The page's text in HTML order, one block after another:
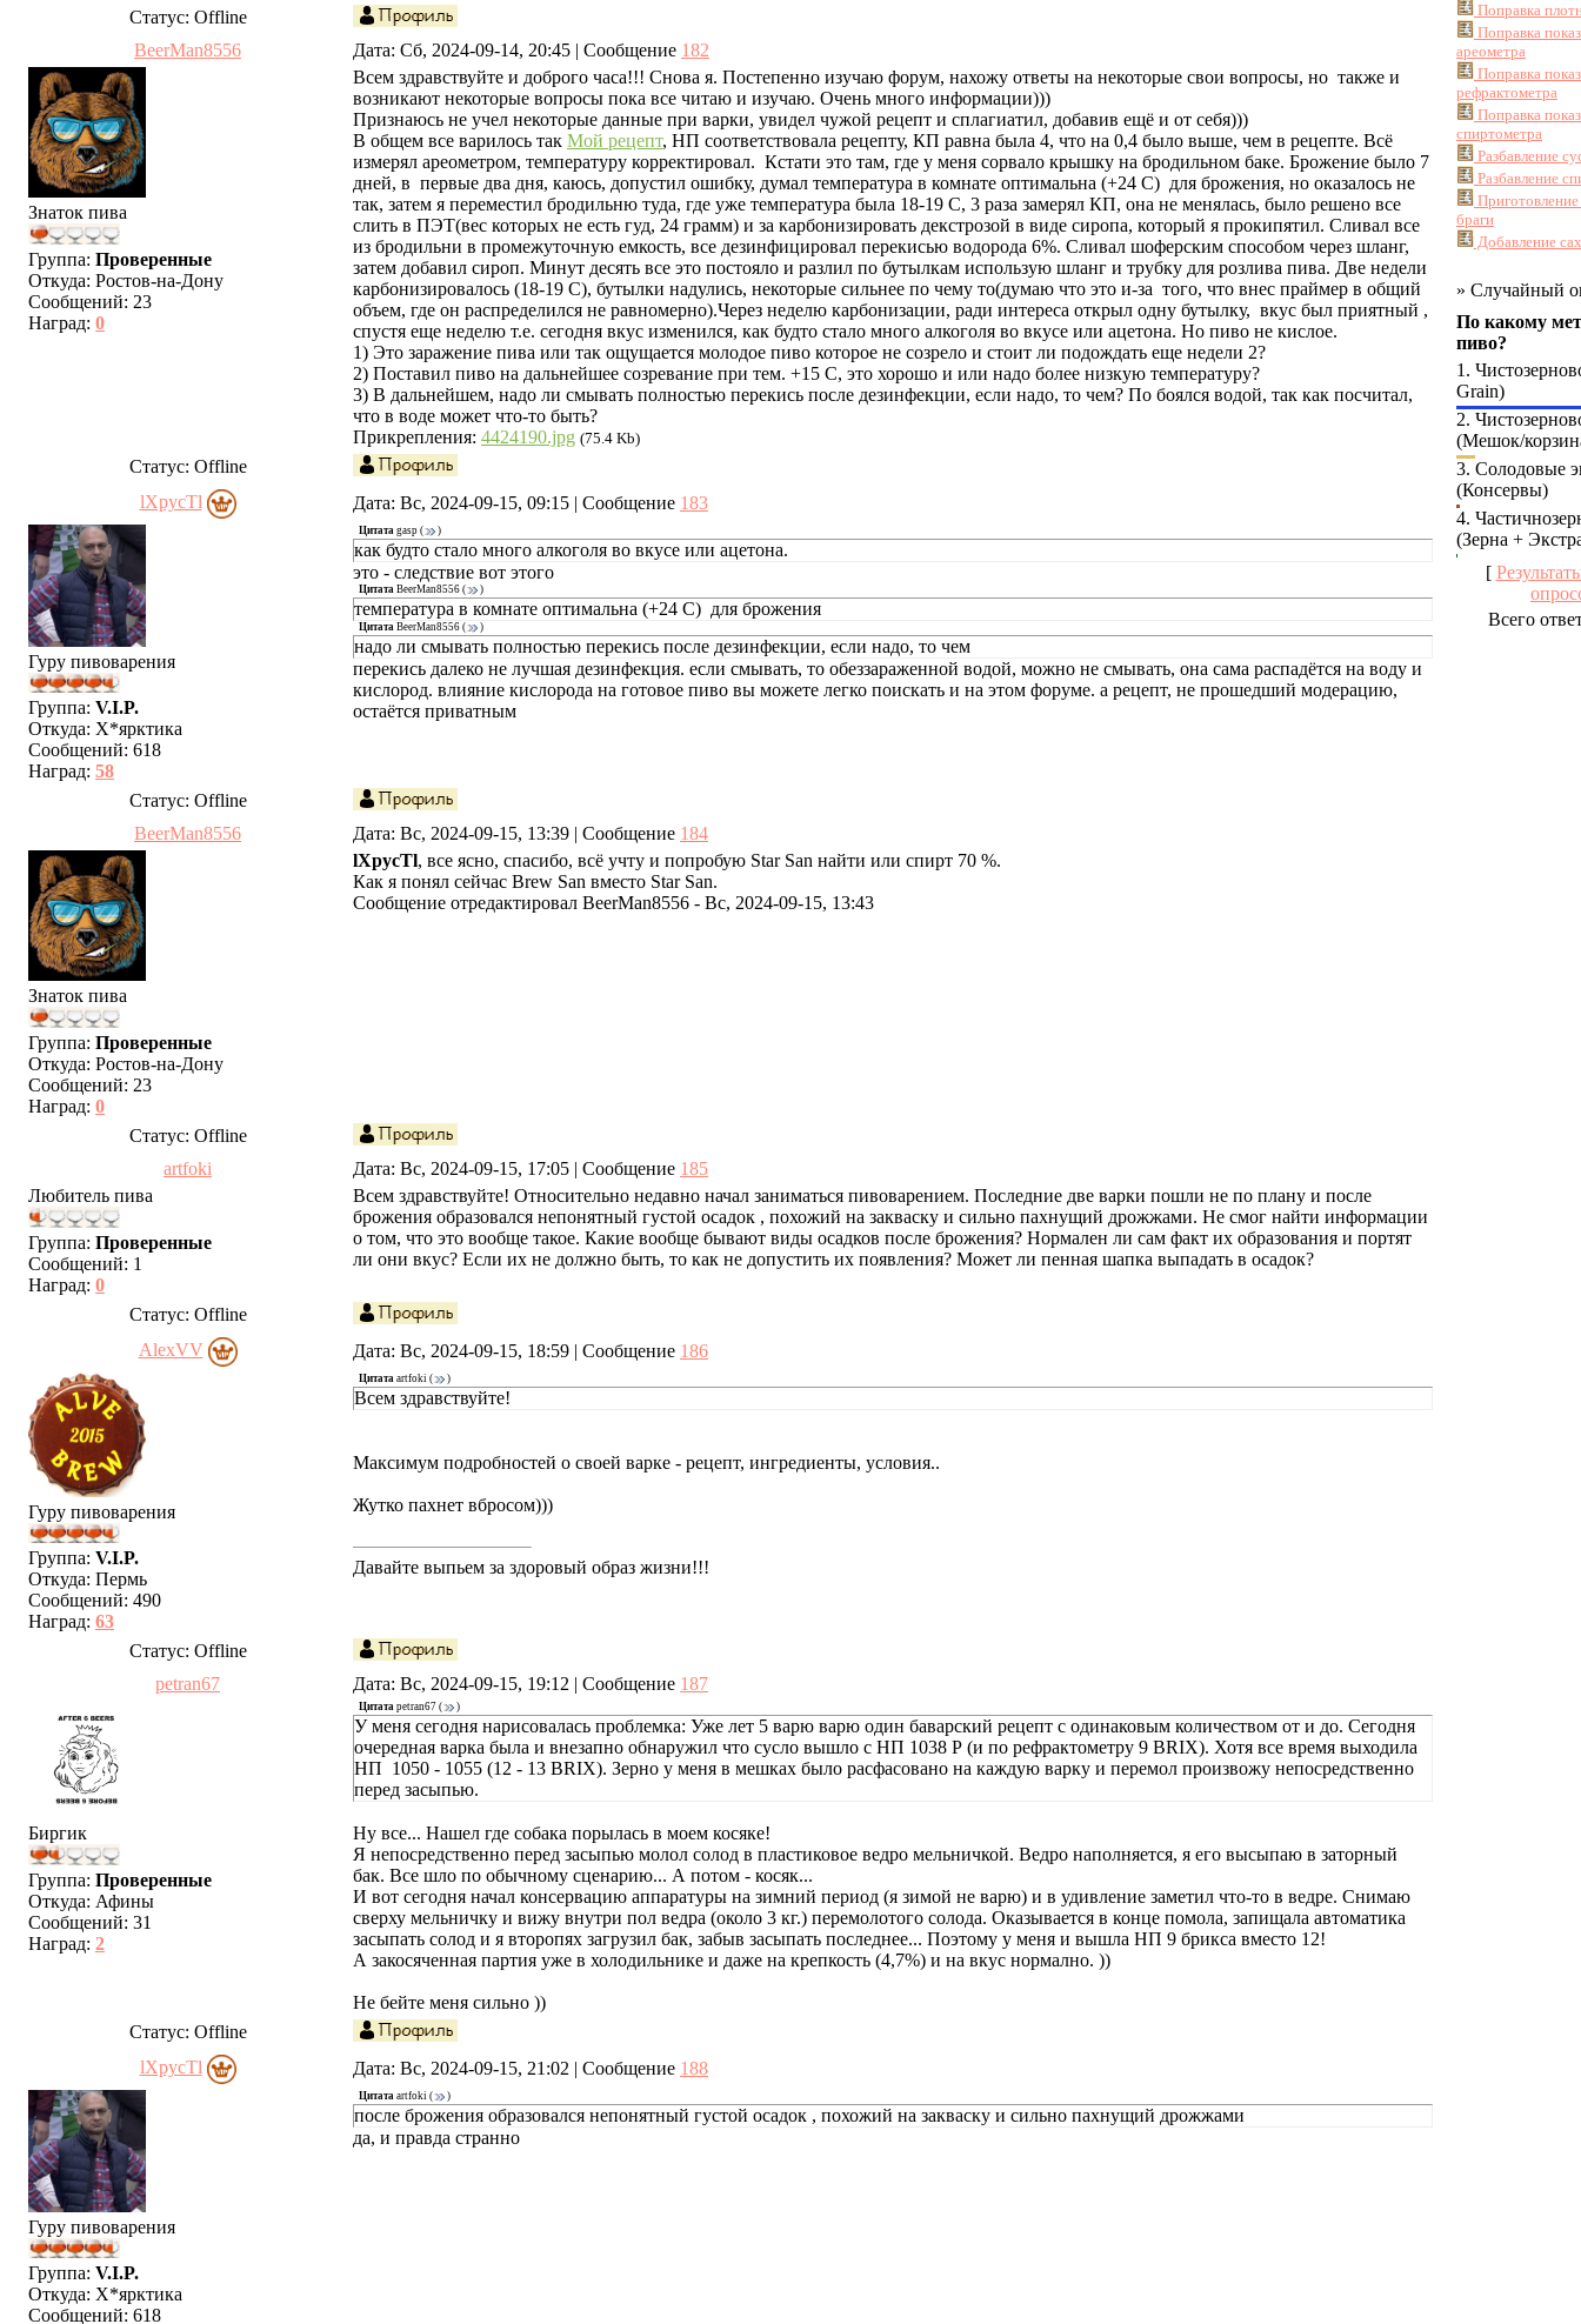
Статус: Offline
BeerMan8556
Дата: Сб, 2024-09-14, 20:45 | Сообщение 182
Знаток пива
Группа: Проверенные
Откуда: Ростов-на-Дону
Сообщений: 23
Наград: 0
Всем здравствуйте и доброго часа!!! Снова я. Постепенно изучаю форум, нахожу ответы на некоторые свои вопросы, но также и
возникают некоторые вопросы пока все читаю и изучаю. Очень много информации)))
Признаюсь не учел некоторые данные при варки, увидел чужой рецепт и сплагиатил, добавив ещё и от себя)))
В общем все варилось так Мой рецепт, НП соответствовала рецепту, КП равна была 4, что на 0,4 было выше, чем в рецепте. Всё
измерял ареометром, температуру корректировал. Кстати это там, где у меня сорвало крышку на бродильном баке. Брожение было 7
дней, в первые два дня, каюсь, допустил ошибку, думал температура в комнате оптимальна (+24 С) для брожения, но оказалось не
так, затем я переместил бродильню туда, где уже температура была 18-19 С, 3 раза замерял КП, она не менялась, было решено все
слить в ПЭТ(вес которых не есть гуд, 24 грамм) и за карбонизировать декстрозой в виде сиропа, который я прокипятил. Сливал все
из бродильни в промежуточную емкость, все дезинфицировал перекисью водорода 6%. Сливал шоферским способом через шланг,
затем добавил сироп. Минут десять все это постояло и разлил по бутылкам использую шланг и трубку для розлива пива. Две недели
карбонизировалось (18-19 С), бутылки надулись, некоторые сильнее по чему то(думаю что это и-за того, что внес праймер в общий
объем, где он распределился не равномерно).Через неделю карбонизации, ради интереса открыл одну бутылку, вкус был приятный ,
спустя еще неделю т.е. сегодня вкус изменился, как будто стало много алкоголя во вкусе или ацетона. Но пиво не кислое.
1) Это заражение пива или так ощущается молодое пиво которое не созрело и стоит ли подождать еще недели 2?
2) Поставил пиво на дальнейшее созревание при тем. +15 С, это хорошо и или надо более низкую температуру?
3) В дальнейшем, надо ли смывать полностью перекись после дезинфекции, если надо, то чем? По боялся водой, так как посчитал,
что в воде может что-то быть?
Прикрепления: 4424190.jpg (75.4 Kb)
Статус: Offline
lXpycTl
Дата: Вс, 2024-09-15, 09:15 | Сообщение 183
Гуру пивоварения
Группа: V.I.P.
Откуда: Х*ярктика
Сообщений: 618
Наград: 58
Цитата gasp ( )
как будто стало много алкоголя во вкусе или ацетона.
это - следствие вот этого
Цитата BeerMan8556 ( )
температура в комнате оптимальна (+24 С) для брожения
Цитата BeerMan8556 ( )
надо ли смывать полностью перекись после дезинфекции, если надо, то чем
перекись далеко не лучшая дезинфекция. если смывать, то обеззараженной водой, можно не смывать, она сама распадётся на воду и
кислород. влияние кислорода на готовое пиво вы можете легко поискать и на этом форуме. а рецепт, не прошедший модерацию,
остаётся приватным
Статус: Offline
BeerMan8556
Дата: Вс, 2024-09-15, 13:39 | Сообщение 184
Знаток пива
Группа: Проверенные
Откуда: Ростов-на-Дону
Сообщений: 23
Наград: 0
lXpycTl, все ясно, спасибо, всё учту и попробую Star San найти или спирт 70 %.
Как я понял сейчас Brew San вместо Star San.
Сообщение отредактировал BeerMan8556 - Вс, 2024-09-15, 13:43
Статус: Offline
artfoki
Дата: Вс, 2024-09-15, 17:05 | Сообщение 185
Любитель пива
Группа: Проверенные
Сообщений: 1
Наград: 0
Всем здравствуйте! Относительно недавно начал заниматься пивоварением. Последние две варки пошли не по плану и после
брожения образовался непонятный густой осадок , похожий на закваску и сильно пахнущий дрожжами. Не смог найти информации
о том, что это вообще такое. Какие вообще бывают виды осадков после брожения? Нормален ли сам факт их образования и портят
ли они вкус? Если их не должно быть, то как не допустить их появления? Может ли пенная шапка выпадать в осадок?
Статус: Offline
AlexVV
Дата: Вс, 2024-09-15, 18:59 | Сообщение 186
Гуру пивоварения
Группа: V.I.P.
Откуда: Пермь
Сообщений: 490
Наград: 63
Цитата artfoki ( )
Всем здравствуйте!
Максимум подробностей о своей варке - рецепт, ингредиенты, условия..
Жутко пахнет вбросом)))
Давайте выпьем за здоровый образ жизни!!!
Статус: Offline
petran67
Дата: Вс, 2024-09-15, 19:12 | Сообщение 187
Биргик
Группа: Проверенные
Откуда: Афины
Сообщений: 31
Наград: 2
Цитата petran67 ( )
У меня сегодня нарисовалась проблемка: Уже лет 5 варю варю один баварский рецепт с одинаковым количеством от и до. Сегодня
очередная варка была и внезапно обнаружил что сусло вышло с НП 1038 Р (и по рефрактометру 9 BRIX). Хотя все время выходила
НП 1050 - 1055 (12 - 13 BRIX). Зерно у меня в мешках было расфасовано на каждую варку и перемол произвожу непосредственно
перед засыпью.
Ну все... Нашел где собака порылась в моем косяке!
Я непосредственно перед засыпью молол солод в пластиковое ведро мельничкой. Ведро наполняется, я его высыпаю в заторный
бак. Все шло по обычному сценарию... А потом - косяк...
И вот сегодня начал консервацию аппаратуры на зимний период (я зимой не варю) и в удивление заметил что-то в ведре. Снимаю
сверху мельничку и вижу внутри пол ведра (около 3 кг.) перемолотого солода. Оказывается в конце помола, запищала автоматика
засыпать солод и я второпях загрузил бак, забыв засыпать последнее... Поэтому у меня и вышла НП 9 брикса вместо 12!
А закосяченная партия уже в холодильнике и даже на крепкость (4,7%) и на вкус нормално. ))
Не бейте меня сильно ))
Статус: Offline
lXpycTl
Дата: Вс, 2024-09-15, 21:02 | Сообщение 188
Гуру пивоварения
Группа: V.I.P.
Откуда: Х*ярктика
Сообщений: 618
Цитата artfoki ( )
после брожения образовался непонятный густой осадок , похожий на закваску и сильно пахнущий дрожжами
да, и правда странно
Поправка
Поправка
ареометра
Поправка
рефрактометра
Поправка
спиртометра
Разбавление
Разбавление
браги
Добавление
» Случайный
По какому
пиво?
1.
Grain)
2.
(Мешок/
3. Солодовые
(Консервы)
4.
(Зерна +
[
Всего